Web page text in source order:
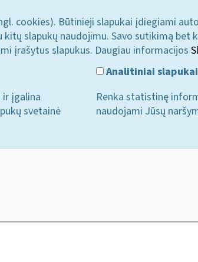
cookies). Būtinieji slapukai įdiegiami
slapukų naudojimu. Savo sutikimą bet
įrašytus slapukus. Daugiau informacijos
įgalina
svetainė
Analitiniai slapukai
Renka statistinę
naudojami Jūsų